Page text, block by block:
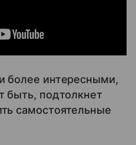
более интересными,
быть, подтолкнет
самостоятельные